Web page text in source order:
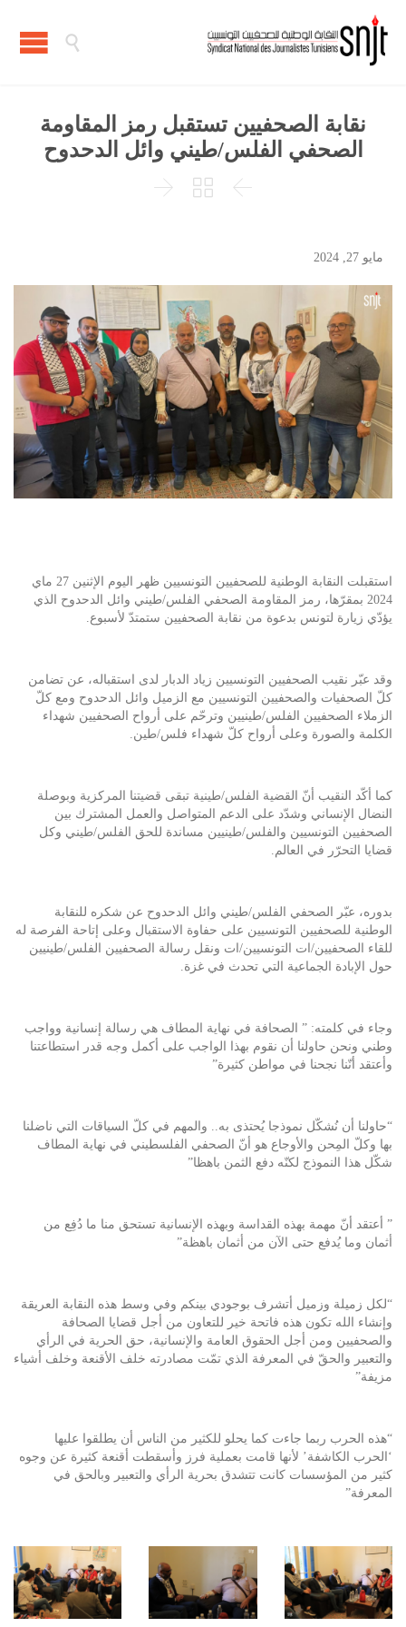

نقابة الصحفيين تستقبل رمز المقاومة
الصحفي الفلس/طيني وائل الدحدوح



مايو 27, 2024
استقبلت النقابة الوطنية للصحفيين التونسيين ظهر اليوم الإثنين 27 ماي
2024 بمقرّها، رمز المقاومة الصحفي الفلس/طيني وائل الدحدوح الذي
يؤدّي زيارة لتونس بدعوة من نقابة الصحفيين ستمتدّ لأسبوع.
وقد عبّر نقيب الصحفيين التونسيين زياد الدبار لدى استقباله، عن تضامن
كلّ الصحفيات والصحفيين التونسيين مع الزميل وائل الدحدوح ومع كلّ
الزملاء الصحفيين الفلس/طينيين وترحّم على أرواح الصحفيين شهداء
الكلمة والصورة وعلى أرواح كلّ شهداء فلس/طين.
كما أكّد النقيب أنّ القضية الفلس/طينية تبقى قضيتنا المركزية وبوصلة
النضال الإنساني وشدّد على الدعم المتواصل والعمل المشترك بين
الصحفيين التونسيين والفلس/طينيين مساندة للحق الفلس/طيني وكل
قضايا التحرّر في العالم.
بدوره، عبّر الصحفي الفلس/طيني وائل الدحدوح عن شكره للنقابة
الوطنية للصحفيين التونسيين على حفاوة الاستقبال وعلى إتاحة الفرصة له
للقاء الصحفيين/ات التونسيين/ات ونقل رسالة الصحفيين الفلس/طينيين
حول الإبادة الجماعية التي تحدث في غزة.
وجاء في كلمته: ” الصحافة في نهاية المطاف هي رسالة إنسانية وواجب
وطني ونحن حاولنا أن نقوم بهذا الواجب على أكمل وجه قدر استطاعتنا
وأعتقد أنّنا نجحنا في مواطن كثيرة”
“حاولنا أن نُشكّل نموذجا يُحتذى به.. والمهم في كلّ السياقات التي ناضلنا
بها وكلّ المِحن والأوجاع هو أنّ الصحفي الفلسطيني في نهاية المطاف
شكّل هذا النموذج لكنّه دفع الثمن باهظا”
” أعتقد أنّ مهمة بهذه القداسة وبهذه الإنسانية تستحق منا ما دُفِع من
أثمان وما يُدفع حتى الآن من أثمان باهظة”
“لكل زميلة وزميل أتشرف بوجودي بينكم وفي وسط هذه النقابة العريقة
وإنشاء الله تكون هذه فاتحة خير للتعاون من أجل قضايا الصحافة
والصحفيين ومن أجل الحقوق العامة والإنسانية، حق الحرية في الرأي
والتعبير والحقّ في المعرفة الذي تمّت مصادرته خلف الأقنعة وخلف أشياء
مزيفة”
“هذه الحرب ربما جاءت كما يحلو للكثير من الناس أن يطلقوا عليها
‘الحرب الكاشفة’ لأنها قامت بعملية فرز وأسقطت أقنعة كثيرة عن وجوه
كثير من المؤسسات كانت تتشدق بحرية الرأي والتعبير وبالحق في
المعرفة”